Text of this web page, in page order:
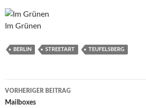
Im Grünen
BERLIN STREETART TEUFELSBERG
Beitragsnavigation
VORHERIGER BEITRAG
Mailboxes